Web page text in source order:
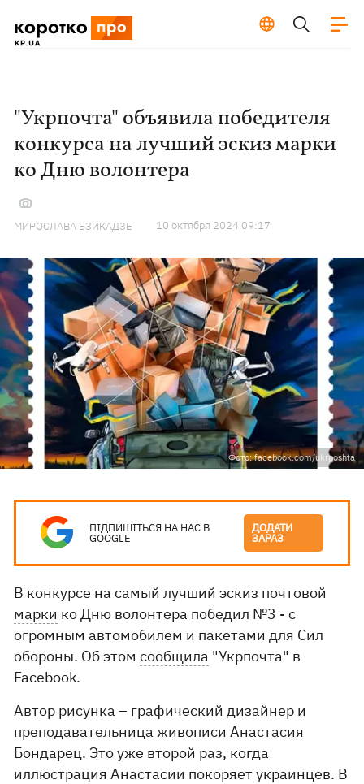
"Укрпочта" объявила победителя
конкурса на лучший эскиз марки
ко Дню волонтера
МИРОСЛАВА БЗИКАДЗЕ 10 октября 2024 09:17
Фото: facebook.com/ukrposhta
ПІДПИШІТЬСЯ НА НАС В
GOOGLE
ДОДАТИ
ЗАРАЗ
В конкурсе на самый лучший эскиз почтовой
марки ко Дню волонтера победил №3 - с
огромным автомобилем и пакетами для Сил
обороны. Об этомсообщила "Укрпочта" в
Facebook.
Автор рисунка – графический дизайнер и
преподавательница живописи Анастасия
Бондарец. Это уже второй раз, когда
иллюстрация Анастасии покоряет украинцев. В